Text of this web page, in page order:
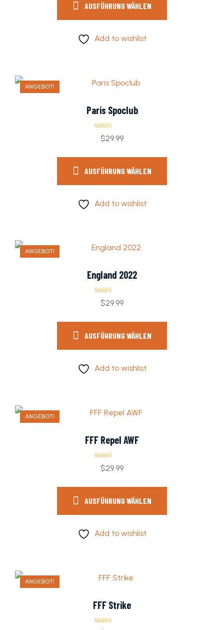
AUSFÜHRUNG WÄHLEN
Add to wishlist
ANGEBOT!
Paris Spoclub
Bewertet mit
5.00
$29.99
AUSFÜHRUNG WÄHLEN
Add to wishlist
ANGEBOT!
England 2022
Bewertet mit
5.00
$29.99
AUSFÜHRUNG WÄHLEN
Add to wishlist
ANGEBOT!
FFF Repel AWF
Bewertet mit
5.00
$29.99
AUSFÜHRUNG WÄHLEN
Add to wishlist
ANGEBOT!
FFF Strike